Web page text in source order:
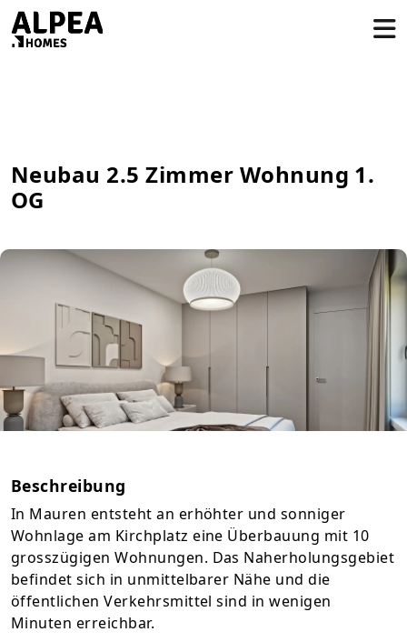
Neubau 2.5 Zimmer Wohnung 1.
OG
Beschreibung
In Mauren entsteht an erhöhter und sonniger
Wohnlage am Kirchplatz eine Überbauung mit 10
grosszügigen Wohnungen. Das Naherholungsgebiet
befindet sich in unmittelbarer Nähe und die
öffentlichen Verkehrsmittel sind in wenigen
Minuten erreichbar.